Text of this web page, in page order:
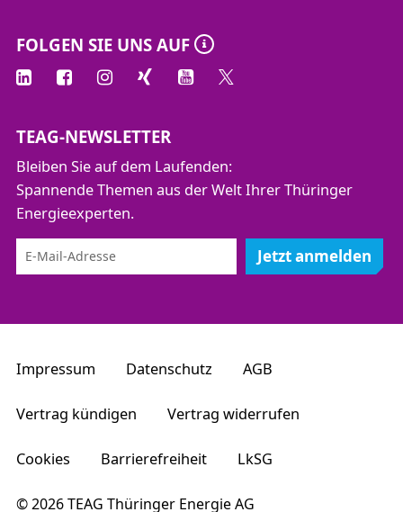
FOLGEN SIE UNS AUF
TEAG-NEWSLETTER
Bleiben Sie auf dem Laufenden:
Spannende Themen aus der Welt Ihrer Thüringer
Energieexperten.
Jetzt anmelden
Impressum Datenschutz AGB
Vertrag kündigen Vertrag widerrufen
Cookies Barrierefreiheit LkSG
© 2026 TEAG Thüringer Energie AG